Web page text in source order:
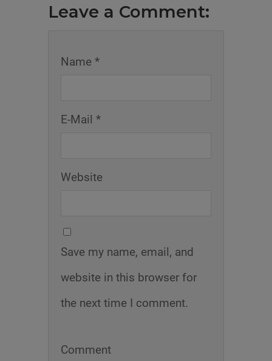
Leave a Comment:
Name *
E-Mail *
Website
Save my name, email, and
website in this browser for
the next time I comment.
Comment